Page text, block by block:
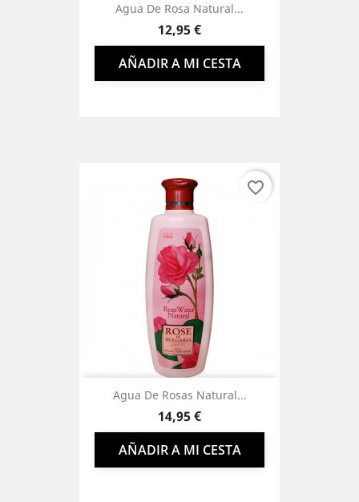
Agua De Rosa Natural...
Precio
12,95 €
AÑADIR A MI CESTA
Agua De Rosas Natural...
Precio
14,95 €
AÑADIR A MI CESTA
favorite_border